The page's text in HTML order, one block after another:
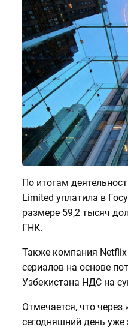
По итогам
Limited уплатила в
размере 59,2 тысяч
ГНК.
Также компания
сериалов на основе
Узбекистана НДС на
Отмечается, что
сегодняшний день уже